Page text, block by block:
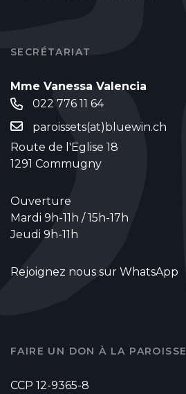
SECRÉTARIAT
Mme Vanessa Valencia
022 776 11 64
paroissets(at)bluewin.ch
Route de l'Eglise 18
1291 Commugny
Ouverture
Mardi 9h-11h / 15h-17h
Jeudi 9h-11h
Rejoignez nous sur WhatsApp
FAIRE UN DON À LA PAROISSE
CCP 12-9365-8